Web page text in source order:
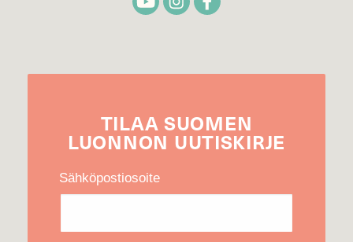
TILAA SUOMEN
LUONNON UUTIS­KIRJE
Sähköpostiosoite